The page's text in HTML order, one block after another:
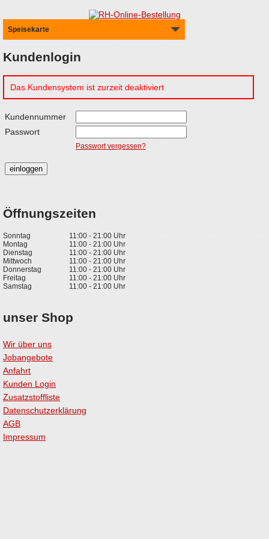
Speisekarte
Kundenlogin
Das Kundensystem ist zurzeit deaktiviert
Kundennummer
Passwort
Passwort vergessen?
Öffnungszeiten
Sonntag
11:00 - 21:00 Uhr
Montag
11:00 - 21:00 Uhr
Dienstag
11:00 - 21:00 Uhr
Mittwoch
11:00 - 21:00 Uhr
Donnerstag
11:00 - 21:00 Uhr
Freitag
11:00 - 21:00 Uhr
Samstag
11:00 - 21:00 Uhr
unser Shop
Wir über uns
Jobangebote
Anfahrt
Kunden Login
Zusatzstoffliste
Datenschutzerklärung
AGB
Impressum